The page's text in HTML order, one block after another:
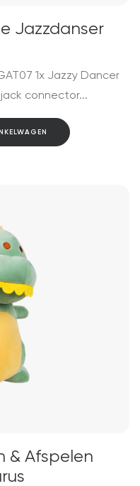
Jazzdanser
1x Jazzy Dancer
connector...
& Afspelen